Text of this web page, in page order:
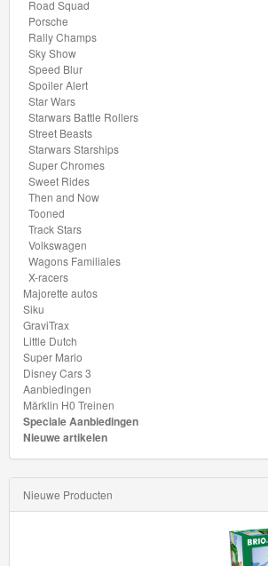
Drag
Strip
HW
Contoured
HW
Drift
HW
Daredevils
HW
Dream
Garage
HW
Euro
HW
EV
HW
Road Squad
Porsche
Rally Champs
Sky Show
Speed Blur
Spoiler Alert
Star Wars
Starwars Battle Rollers
Street Beasts
Starwars Starships
Super Chromes
Sweet Rides
Then and Now
Tooned
Track Stars
Volkswagen
Wagons Familiales
X-racers
Majorette autos
Siku
GraviTrax
Little Dutch
Super Mario
Disney Cars 3
Aanbiedingen
Märklin H0 Treinen
Speciale Aanbiedingen
Nieuwe artikelen
Nieuwe Producten